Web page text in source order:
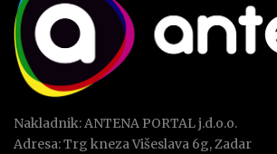
Nakladnik: ANTENA PORTAL j.d.o.o.
Adresa: Trg kneza Višeslava 6g, Zadar